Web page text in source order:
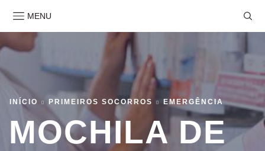
MENU
INÍCIO PRIMEIROS SOCORROS EMERGÊNCIA
MOCHILA DE